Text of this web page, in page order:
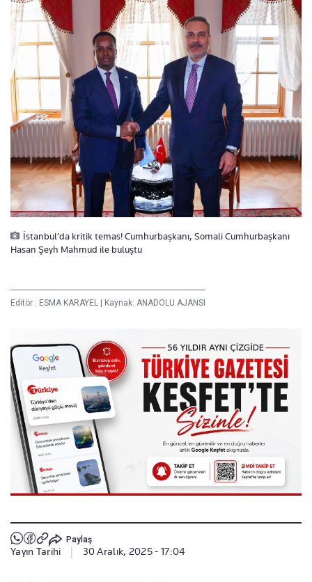
İstanbul’da kritik temas! Cumhurbaşkanı, Somali Cumhurbaşkanı
Hasan Şeyh Mahmud ile buluştu
Editör : ESMA KARAYEL Kaynak: ANADOLU AJANSI
Paylaş
Yayın Tarihi 30 Aralık, 2025 - 17:04